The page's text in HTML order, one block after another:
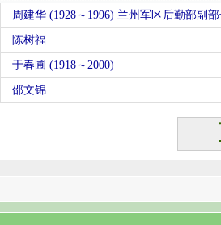
周建华 (1928～1996) 兰州军区后勤部副
陈树福
于春圃 (1918～2000)
邵文锦